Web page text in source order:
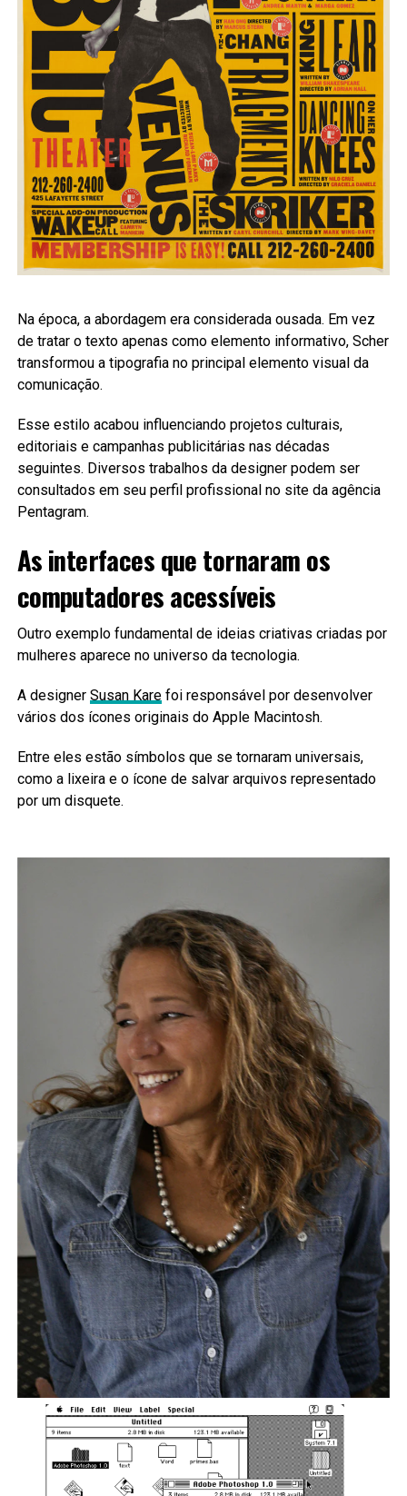
Na época, a abordagem era considerada ousada. Em vez
de tratar o texto apenas como elemento informativo, Scher
transformou a tipografia no principal elemento visual da
comunicação.
Esse estilo acabou influenciando projetos culturais,
editoriais e campanhas publicitárias nas décadas
seguintes. Diversos trabalhos da designer podem ser
consultados em seu perfil profissional no site da agência
Pentagram.
As interfaces que tornaram os
computadores acessíveis
Outro exemplo fundamental de ideias criativas criadas por
mulheres aparece no universo da tecnologia.
A designer Susan Karefoi responsável por desenvolver
vários dos ícones originais do Apple Macintosh.
Entre eles estão símbolos que se tornaram universais,
como a lixeira e o ícone de salvar arquivos representado
por um disquete.